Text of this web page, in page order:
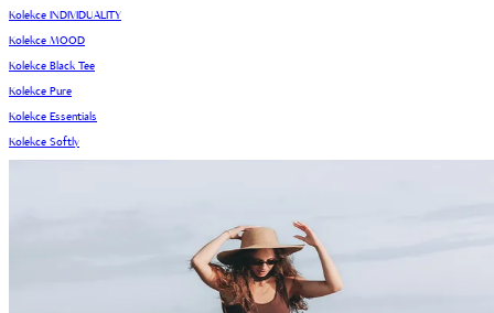
Kolekce INDIVIDUALITY
Kolekce MOOD
Kolekce Black Tee
Kolekce Pure
Kolekce Essentials
Kolekce Softly